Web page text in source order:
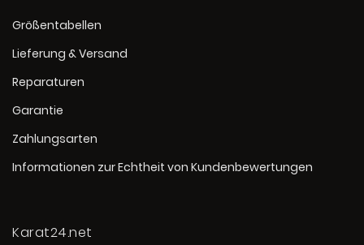
Größentabellen
Lieferung & Versand
Reparaturen
Garantie
Zahlungsarten
Informationen zur Echtheit von Kundenbewertungen
Karat24.net